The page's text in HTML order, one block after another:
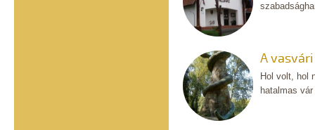
A
Hol volt, hol
hatalmas